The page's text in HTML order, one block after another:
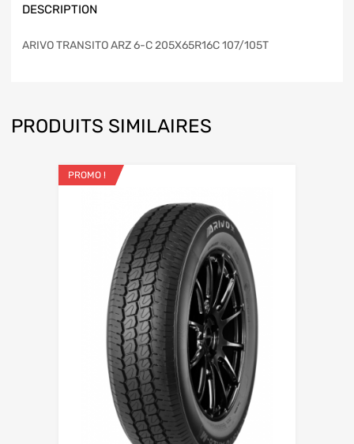
DESCRIPTION
ARIVO TRANSITO ARZ 6-C 205X65R16C 107/105T
PRODUITS SIMILAIRES
PROMO !